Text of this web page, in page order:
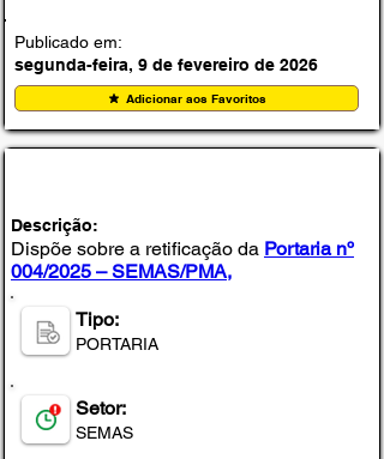
Publicado em:
segunda-feira, 9 de fevereiro de 2026
Adicionar aos Favoritos
Descrição:
Dispõe sobre a retificação da Portaria nº
004/2025 – SEMAS/PMA,
Tipo:
PORTARIA
Setor:
SEMAS